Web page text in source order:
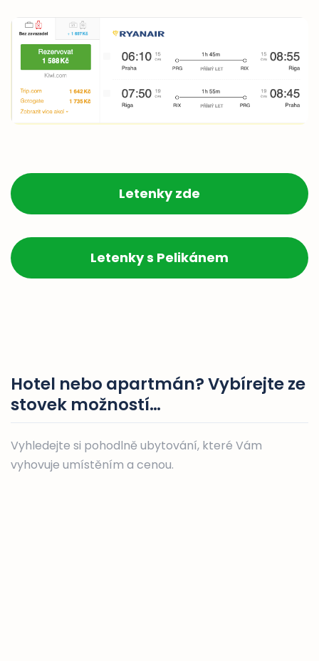
Letenky zde
Letenky s Pelikánem
Hotel nebo apartmán? Vybírejte ze
stovek možností…
Vyhledejte si pohodlně ubytování, které Vám
vyhovuje umístěním a cenou.